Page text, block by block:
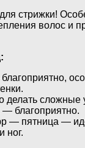
стрижки!
волос и
сложные
благоприятно.
— пятница —
ног.